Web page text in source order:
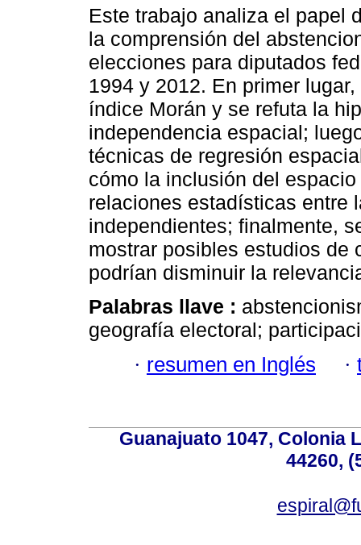
Este trabajo analiza el papel
la comprensión del
elecciones para diputados
1994 y 2012. En primer
índice Morán y se refuta la
independencia espacial;
técnicas de regresión
cómo la inclusión del
relaciones estadísticas entre
independientes; finalmente,
mostrar posibles estudios de
podrían disminuir la
Palabras llave :
geografía electoral;
· resumen en Inglés ·
Guanajuato 1047, Colonia
44260,